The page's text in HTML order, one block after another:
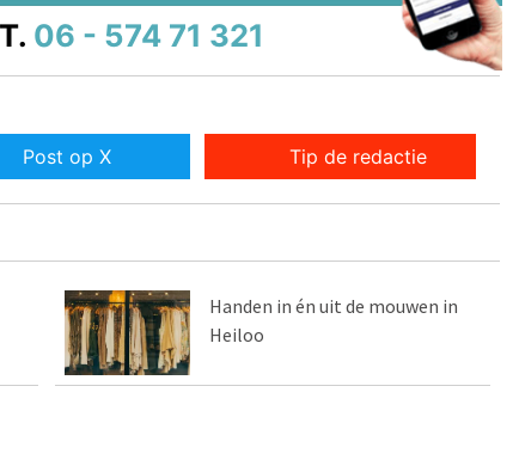
T. 06 - 574 71 321
Post op X Tip de redactie
Handen in én uit de mouwen in
Heiloo